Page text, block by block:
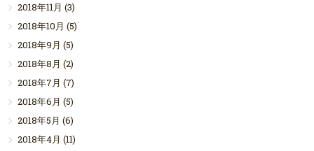
2018年11月 (3)
2018年10月 (5)
2018年9月 (5)
2018年8月 (2)
2018年7月 (7)
2018年6月 (5)
2018年5月 (6)
2018年4月 (11)